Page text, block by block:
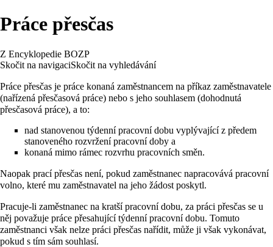
Práce přesčas
Z Encyklopedie BOZP
Skočit na navigaciSkočit na vyhledávání
Práce přesčas je práce konaná zaměstnancem na příkaz zaměstnavatele
(nařízená přesčasová práce) nebo s jeho souhlasem (dohodnutá
přesčasová práce), a to:
nad stanovenou týdenní pracovní dobu vyplývající z předem
stanoveného rozvržení pracovní doby a
konaná mimo rámec rozvrhu pracovních směn.
Naopak prací přesčas není, pokud zaměstnanec napracovává pracovní
volno, které mu zaměstnavatel na jeho žádost poskytl.
Pracuje-li zaměstnanec na kratší pracovní dobu, za práci přesčas se u
něj považuje práce přesahující týdenní pracovní dobu. Tomuto
zaměstnanci však nelze práci přesčas nařídit, může ji však vykonávat,
pokud s tím sám souhlasí.